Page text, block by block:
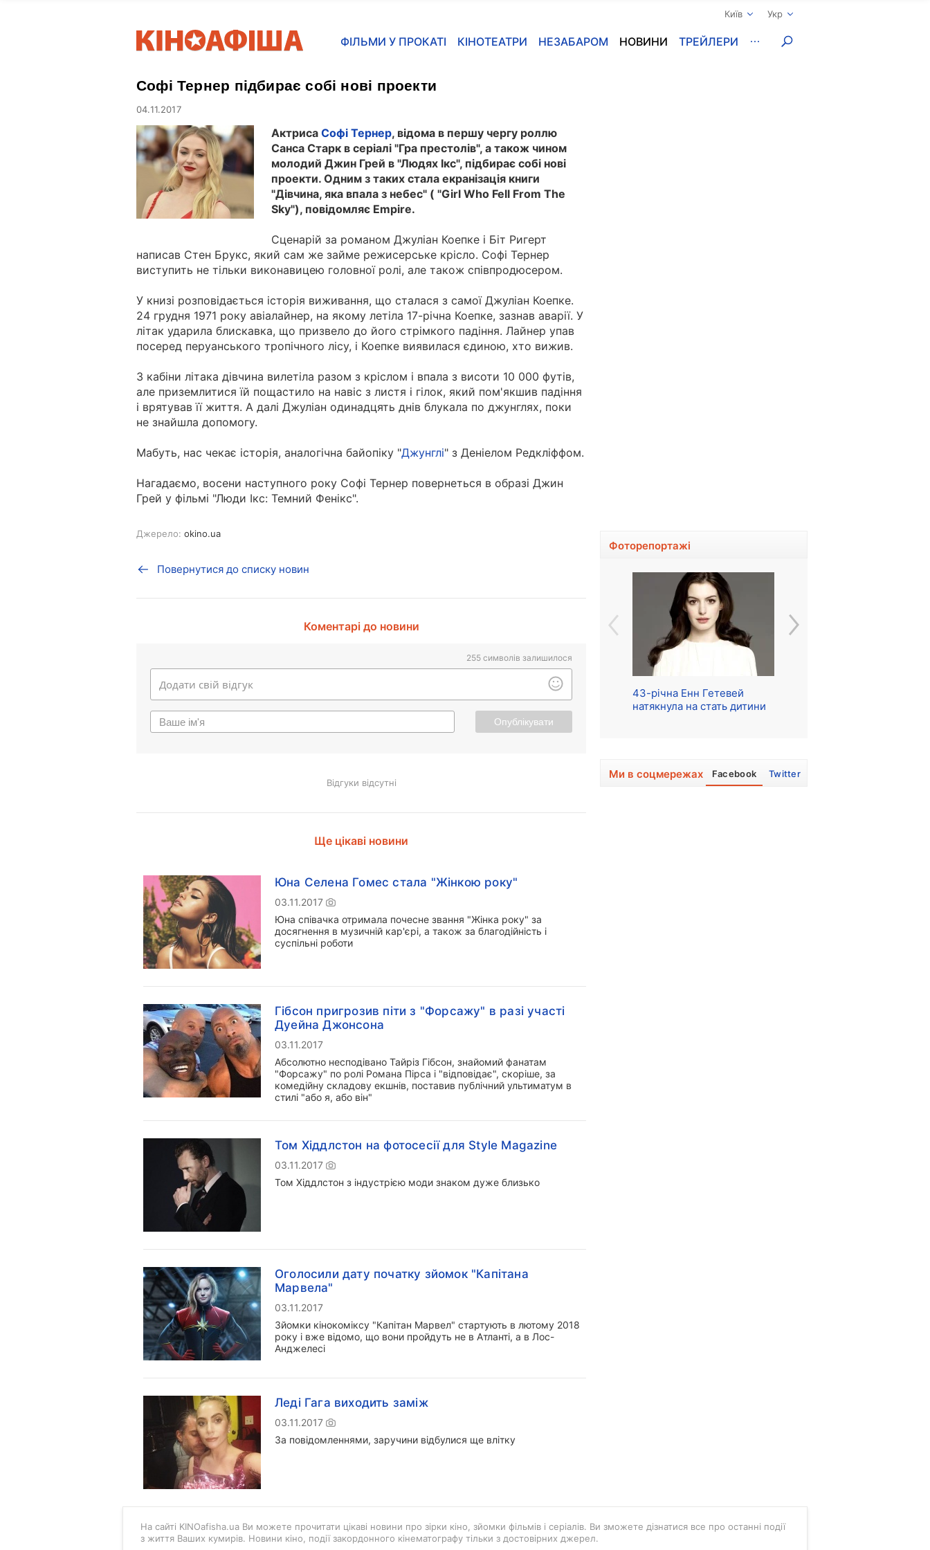
Київ Укр
ФІЛЬМИ У ПРОКАТІ КІНОТЕАТРИ НЕЗАБАРОМ НОВИНИ ТРЕЙЛЕРИ
Софі Тернер підбирає собі нові проекти
04.11.2017
Актриса Софі Тернер, відома в першу чергу роллю
Санса Старк в серіалі "Гра престолів", а також чином
молодий Джин Грей в "Людях Ікс", підбирає собі нові
проекти. Одним з таких стала екранізація книги
"Дівчина, яка впала з небес" ( "Girl Who Fell From The
Sky"), повідомляє Empire.
Сценарій за романом Джуліан Коепке і Біт Ригерт
написав Стен Брукс, який сам же займе режисерське крісло. Софі Тернер
виступить не тільки виконавицею головної ролі, але також співпродюсером.
У книзі розповідається історія виживання, що сталася з самої Джуліан Коепке.
24 грудня 1971 року авіалайнер, на якому летіла 17-річна Коепке, зазнав аварії. У
літак ударила блискавка, що призвело до його стрімкого падіння. Лайнер упав
посеред перуанського тропічного лісу, і Коепке виявилася єдиною, хто вижив.
З кабіни літака дівчина вилетіла разом з кріслом і впала з висоти 10 000 футів,
але приземлитися їй пощастило на навіс з листя і гілок, який пом'якшив падіння
і врятував її життя. А далі Джуліан одинадцять днів блукала по джунглях, поки
не знайшла допомогу.
Мабуть, нас чекає історія, аналогічна байопіку "Джунглі" з Деніелом Редкліффом.
Нагадаємо, восени наступного року Софі Тернер повернеться в образі Джин
Грей у фільмі "Люди Ікс: Темний Фенікс".
Джерело: okino.ua
Повернутися до списку новин
Коментарі до новини
255 символів залишилося
Опублікувати
Відгуки відсутні
Ще цікаві новини
Юна Селена Гомес стала "Жінкою року"
03.11.2017
Юна співачка отримала почесне звання "Жінка року" за
досягнення в музичній кар'єрі, а також за благодійність і
суспільні роботи
Гібсон пригрозив піти з "Форсажу" в разі участі
Дуейна Джонсона
03.11.2017
Абсолютно несподівано Тайріз Гібсон, знайомий фанатам
"Форсажу" по ролі Романа Пірса і "відповідає", скоріше, за
комедійну складову екшнів, поставив публічний ультиматум в
стилі "або я, або він"
Том Хіддлстон на фотосесії для Style Magazine
03.11.2017
Том Хіддлстон з індустрією моди знаком дуже близько
Оголосили дату початку зйомок "Капітана
Марвела"
03.11.2017
Зйомки кінокоміксу "Капітан Марвел" стартують в лютому 2018
року і вже відомо, що вони пройдуть не в Атланті, а в Лос-
Анджелесі
Леді Гага виходить заміж
03.11.2017
За повідомленнями, заручини відбулися ще влітку
Фоторепортажі
43-річна Енн Гетевей
натякнула на стать дитини
Ми в соцмережах Facebook Twitter
На сайті KINOafisha.ua Ви можете прочитати цікаві новини про зірки кіно, зйомки фільмів і серіалів. Ви зможете дізнатися все про останні події
з життя Ваших кумирів. Новини кіно, події закордонного кінематографу тільки з достовірних джерел.